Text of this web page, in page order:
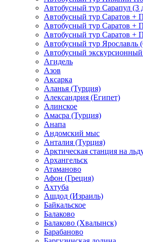
Автобусный тур Сарапул (3
Автобусный тур Саратов +
Автобусный тур Саратов +
Автобусный тур Саратов +
Автобусный тур Ярославль
Автобусный
Агидель
Азов
Аксарка
Аланья (Турция)
Александрия (Египет)
Алинское
Амасра (Турция)
Анапа
Андомский мыс
Анталия (Турция)
Арктическая станция на
Архангельск
Атаманово
Афон (Греция)
Ахтуба
Ашдод (Израиль)
Байкальское
Балаково
Балаково (Хвалынск)
Барабаново